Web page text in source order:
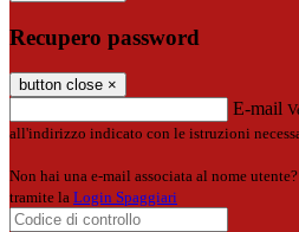
Recupero password
button close ×
E-mail
all'indirizzo indicato con le istruzioni
Non hai una e-mail associata al nome
tramite la Login Spaggiari